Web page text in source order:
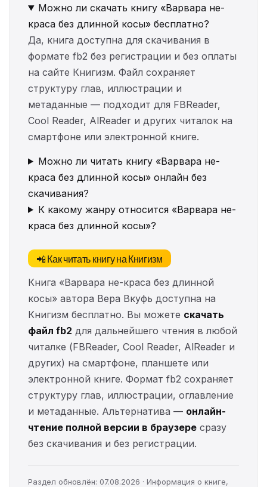
Можно ли скачать книгу «Варвара не-
краса без длинной косы» бесплатно?
Да, книга доступна для скачивания в
формате fb2 без регистрации и без оплаты
на сайте Книгизм. Файл сохраняет
структуру глав, иллюстрации и
метаданные — подходит для FBReader,
Cool Reader, AlReader и других читалок на
смартфоне или электронной книге.
Можно ли читать книгу «Варвара не-
краса без длинной косы» онлайн без
скачивания?
К какому жанру относится «Варвара не-
краса без длинной косы»?
📲 Как читать книгу на Книгизм
Книга «Варвара не-краса без длинной
косы» автора Вера Вкуфь доступна на
Книгизм бесплатно. Вы можете скачать
файл fb2 для дальнейшего чтения в любой
читалке (FBReader, Cool Reader, AlReader и
других) на смартфоне, планшете или
электронной книге. Формат fb2 сохраняет
структуру глав, иллюстрации, оглавление
и метаданные. Альтернатива — онлайн-
чтение полной версии в браузере сразу
без скачивания и без регистрации.
Раздел обновлён: 07.08.2026 · Информация о книге,